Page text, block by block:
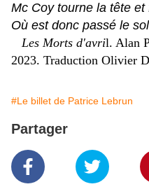
Mc Coy tourne la tête
Où est donc passé le
Les Morts d'avril. Alan
2023. Traduction Olivier
#Le billet de Patrice Lebrun
Partager